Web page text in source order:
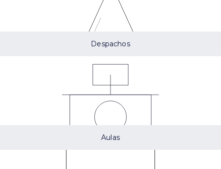
Despachos
Aulas